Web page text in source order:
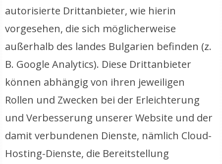
autorisierte Drittanbieter, wie hierin
vorgesehen, die sich möglicherweise
außerhalb des landes Bulgarien befinden (z.
B. Google Analytics). Diese Drittanbieter
können abhängig von ihren jeweiligen
Rollen und Zwecken bei der Erleichterung
und Verbesserung unserer Website und der
damit verbundenen Dienste, nämlich Cloud-
Hosting-Dienste, die Bereitstellung